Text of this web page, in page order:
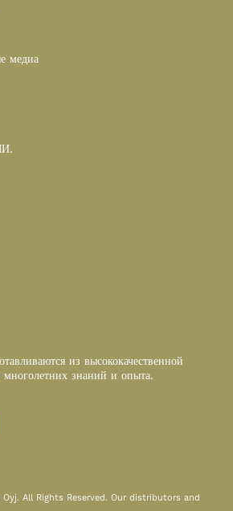
медиа
из высококачественной
многолетних знаний и опыта.
All Rights Reserved. Our distributors and